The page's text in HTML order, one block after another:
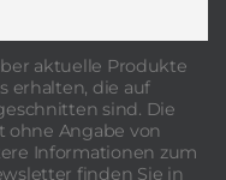
aktuelle Produkte
erhalten, die auf
sind. Die
Angabe von
Informationen zum
finden Sie in